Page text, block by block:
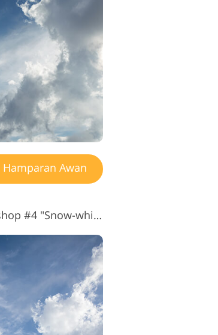
Hamparan Awan
Cloud Overlay Gratis untuk Photoshop #4 "Snow-white"